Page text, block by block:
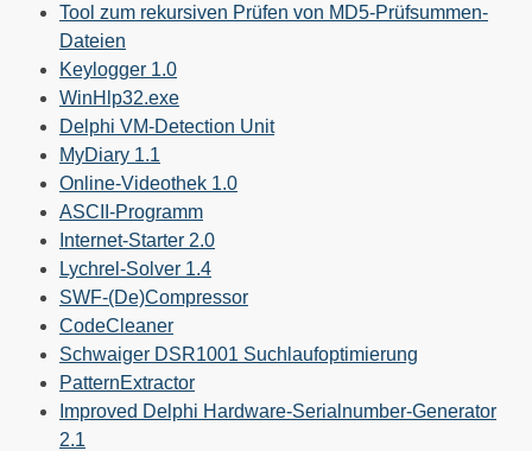
Tool zum rekursiven Prüfen von MD5-Prüfsummen-
Dateien
Keylogger 1.0
WinHlp32.exe
Delphi VM-Detection Unit
MyDiary 1.1
Online-Videothek 1.0
ASCII-Programm
Internet-Starter 2.0
Lychrel-Solver 1.4
SWF-(De)Compressor
CodeCleaner
Schwaiger DSR1001 Suchlaufoptimierung
PatternExtractor
Improved Delphi Hardware-Serialnumber-Generator
2.1